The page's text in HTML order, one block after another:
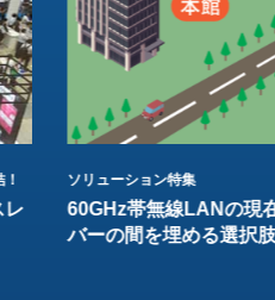
レ
ソリューション特集
60GHz帯無線LANの現
バーの間を埋める選択